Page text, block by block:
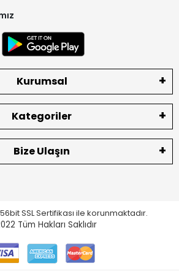
Kurumsal
Kategoriler
Bize Ulaşın
SSL Sertifikası ile korunmaktadır.
Tüm Hakları Saklıdır